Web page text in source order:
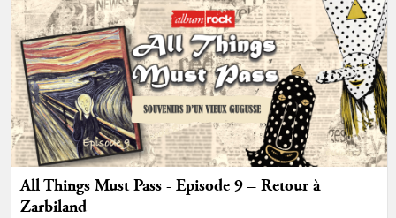
All Things Must Pass - Episode 9 – Retour à
Zarbiland